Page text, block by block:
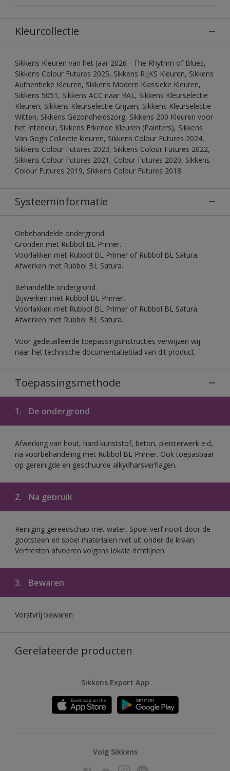
Kleurcollectie
Sikkens Kleuren van het Jaar 2026 - The Rhythm of Blues,
Sikkens Colour Futures 2025, Sikkens RIJKS Kleuren, Sikkens
Authentieke Kleuren, Sikkens Modern Klassieke Kleuren,
Sikkens 5051, Sikkens ACC naar RAL, Sikkens Kleurselectie
Kleuren, Sikkens Kleurselectie Grijzen, Sikkens Kleurselectie
Witten, Sikkens Gezondheidszorg, Sikkens 200 Kleuren voor
het Interieur, Sikkens Erkende Kleuren (Painters), Sikkens
Van Gogh Collectie kleuren, Sikkens Colour Futures 2024,
Sikkens Colour Futures 2023, Sikkens Colour Futures 2022,
Sikkens Colour Futures 2021, Colour Futures 2020, Sikkens
Colour Futures 2019, Sikkens Colour Futures 2018
Systeeminformatie
Onbehandelde ondergrond.
Gronden met Rubbol BL Primer.
Voorlakken met Rubbol BL Primer of Rubbol BL Satura.
Afwerken met Rubbol BL Satura.
Behandelde ondergrond.
Bijwerken met Rubbol BL Primer.
Voorlakken met Rubbol BL Primer of Rubbol BL Satura.
Afwerken met Rubbol BL Satura.
Voor gedetailleerde toepassingsinstructies verwijzen wij
naar het technische documentatieblad van dit product.
Toepassingsmethode
1. De ondergrond
Afwerking van hout, hard kunststof, beton, pleisterwerk e.d,
na voorbehandeling met Rubbol BL Primer. Ook toepasbaar
op gereinigde en geschuurde alkydharsverflagen.
2. Na gebruik
Reiniging gereedschap met water. Spoel verf nooit door de
gootsteen en spoel materialen niet uit onder de kraan.
Verfresten afvoeren volgens lokale richtlijnen.
3. Bewaren
Vorstvrij bewaren
Gerelateerde producten
Sikkens Expert App
Volg Sikkens